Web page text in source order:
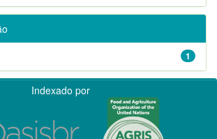
1
Indexado por